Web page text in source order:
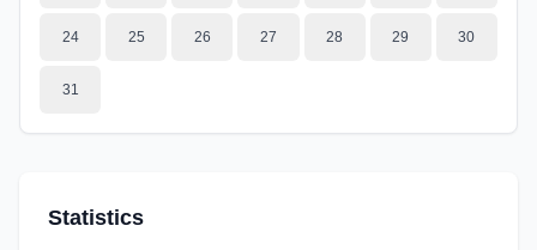
24 25 26 27 28 29 30
31
Statistics